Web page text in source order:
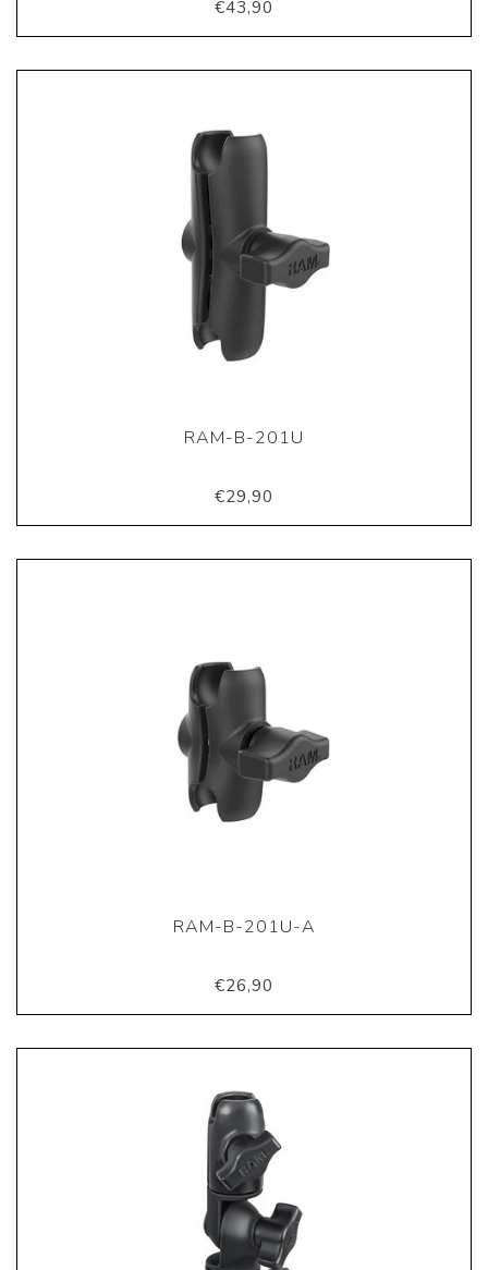
€43,90
RAM-B-201U
€29,90
RAM-B-201U-A
€26,90